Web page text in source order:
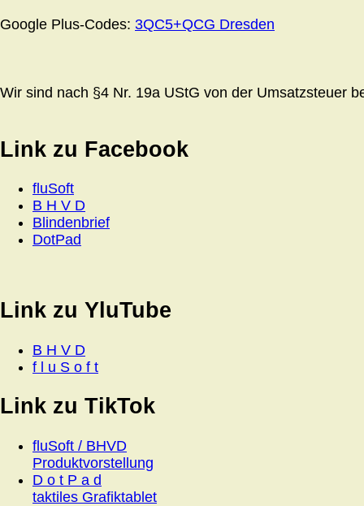
Google Plus-Codes: 3QC5+QCG Dresden
Wir sind nach §4 Nr. 19a UStG von der Umsatzsteuer
Link zu Facebook
fluSoft
B H V D
Blindenbrief
DotPad
Link zu YluTube
B H V D
f l u S o f t
Link zu TikTok
fluSoft / BHVD
Produktvorstellung
D o t P a d
taktiles Grafiktablet